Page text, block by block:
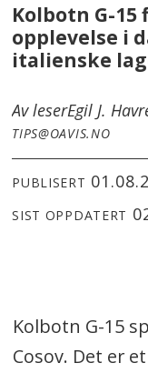
Kolbotn G-
opplevelse i
italienske
Av leserEgil J.
TIPS@OAVIS.NO
PUBLISERT
SIST OPPDATERT
Kolbotn G-15
Cosov. Det er